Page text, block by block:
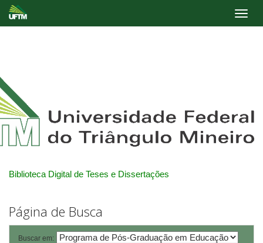
Biblioteca Digital de Teses e Dissertações
Página de Busca
Buscar em: